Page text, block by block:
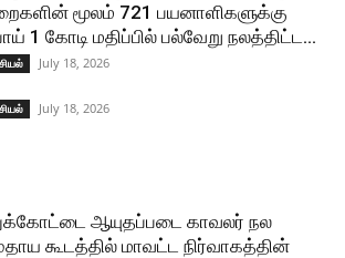
மூலம் 721 பயனாளிகளுக்கு
1 கோடி மதிப்பில் பல்வேறு நலத்திட்ட...
July 18, 2026
July 18, 2026
ஆயுதப்படை காவலர் நல
கூடத்தில் மாவட்ட நிர்வாகத்தின்